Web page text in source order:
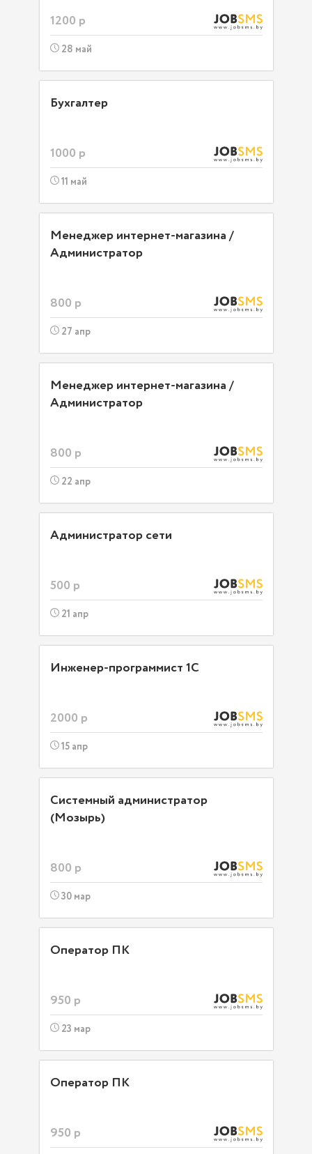
1200 р
28 май
Бухгалтер
1000 р
11 май
Менеджер интернет-магазина /
Администратор
800 р
27 апр
Менеджер интернет-магазина /
Администратор
800 р
22 апр
Администратор сети
500 р
21 апр
Инженер-программист 1С
2000 р
15 апр
Системный администратор
(Мозырь)
800 р
30 мар
Оператор ПК
950 р
23 мар
Оператор ПК
950 р